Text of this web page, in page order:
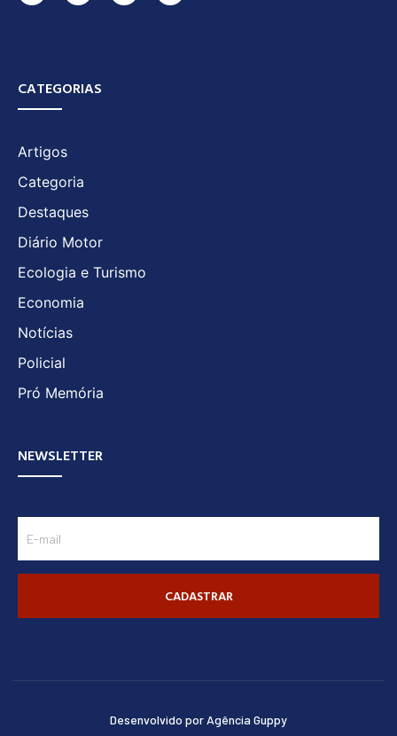
CATEGORIAS
Artigos
Categoria
Destaques
Diário Motor
Ecologia e Turismo
Economia
Notícias
Policial
Pró Memória
NEWSLETTER
CADASTRAR
Desenvolvido por Agência Guppy